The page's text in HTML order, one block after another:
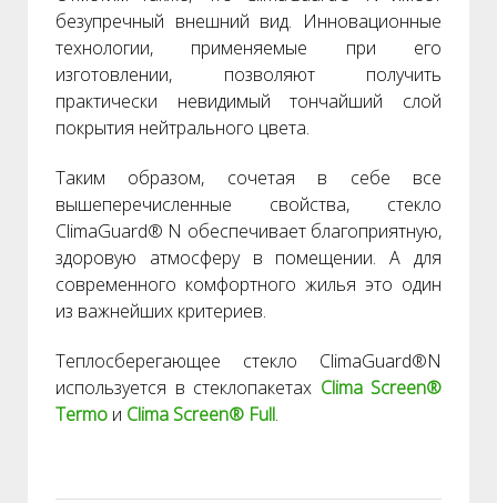
безупречный внешний вид. Инновационные
технологии, применяемые при его
изготовлении, позволяют получить
практически невидимый тончайший слой
покрытия нейтрального цвета.
Таким образом, сочетая в себе все
вышеперечисленные свойства, стекло
ClimaGuard® N обеспечивает благоприятную,
здоровую атмосферу в помещении. А для
современного комфортного жилья это один
из важнейших критериев.
Теплосберегающее стекло ClimaGuard®N
используется в стеклопакетах Clima Screen®
Termo и Clima Screen® Full.